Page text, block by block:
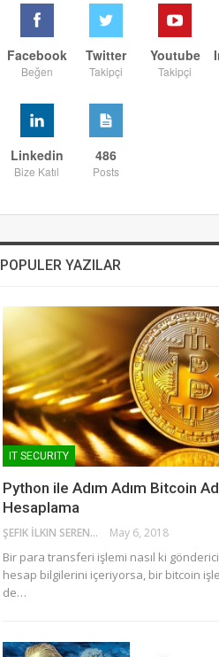
Facebook
Beğen
Twitter
Takipçi
Youtube
Takipçi
Linkedin
Bize Katıl
486
Posts
POPULER YAZILAR
IT SECURITY
Python ile Adım Adım Bitcoin
Hesaplama
ŞEFIK İLKIN SERENGIL May 6, 2018
Bir para transferi işlemi nasıl ki gönderici
hesap bilgilerini içeriyorsa, bir bitcoin
de…